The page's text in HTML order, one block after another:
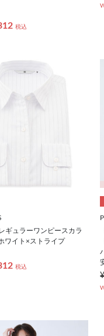
税込
ギュラーワンピースカラ
ワイト×ストライプ
税込